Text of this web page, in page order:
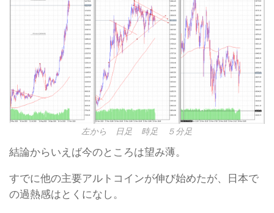
左から 日足 時足 ５分足
結論からいえば今のところは望み薄。
すでに他の主要アルトコインが伸び始めたが、日本で
の過熱感はとくになし。